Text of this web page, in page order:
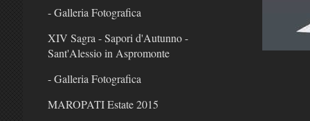
- Galleria Fotografica
XIV Sagra - Sapori d'Autunno -
Sant'Alessio in Aspromonte
- Galleria Fotografica
MAROPATI Estate 2015